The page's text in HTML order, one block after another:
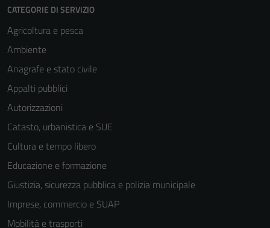
CATEGORIE DI SERVIZIO
Agricoltura e pesca
Ambiente
Anagrafe e stato civile
Appalti pubblici
Autorizzazioni
Catasto, urbanistica e SUE
Cultura e tempo libero
Educazione e formazione
Giustizia, sicurezza pubblica e polizia municipale
Imprese, commercio e SUAP
Mobilità e trasporti